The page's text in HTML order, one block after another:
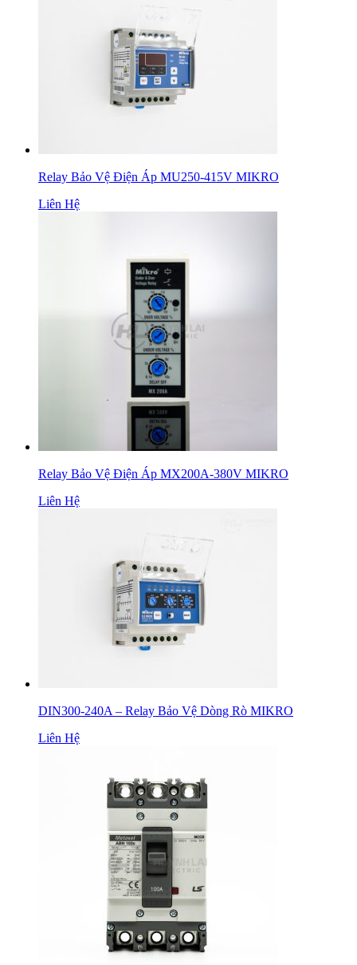
Relay Bảo Vệ Điện Áp MU250-415V MIKRO
Liên Hệ
Relay Bảo Vệ Điện Áp MX200A-380V MIKRO
Liên Hệ
DIN300-240A – Relay Bảo Vệ Dòng Rò MIKRO
Liên Hệ